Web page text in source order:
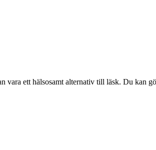
ett hälsosamt alternativ till läsk. Du kan